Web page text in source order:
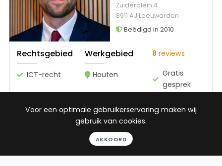
Zuiderplein 4
8911 AJ Leeuwarden
Beëdigd in 2010
Rechtsgebied
ICT-recht
Werkgebied
Houten
8 reviews
Gratis
gesprek
uur
mogelijk
Voor een optimale gebruikerservaring maken wij
gebruik van cookies.
AKKOORD